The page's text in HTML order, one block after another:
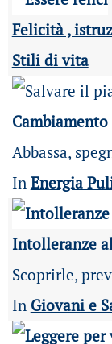
Felicità ,
Stili di vita
Abbassa,
In Energia
Intolleranze
Scoprirle,
In Giovani e